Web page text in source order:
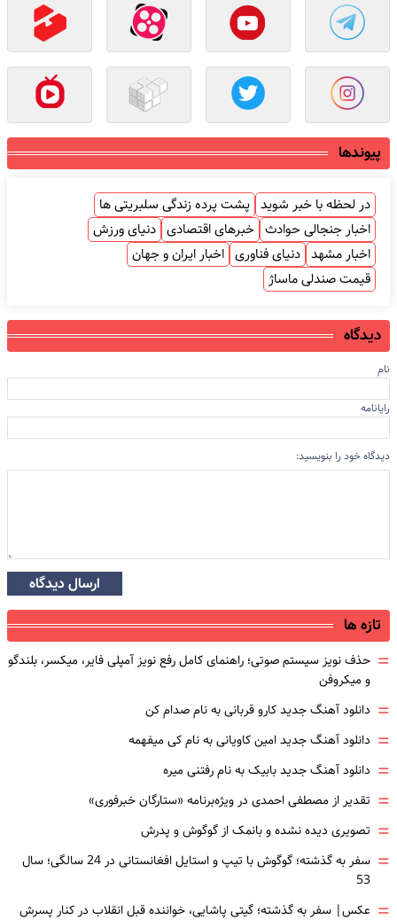
پیوندها
در لحظه با خبر شوید پشت پرده زندگی سلبریتی ها
اخبار جنجالی حوادث خبرهای اقتصادی دنیای ورزش
اخبار مشهد دنیای فناوری اخبار ایران و جهان
قیمت صندلی ماساژ
دیدگاه
نام
رایانامه
دیدگاه خود را بنویسید:
ارسال دیدگاه
تازه ها
= حذف نویز سیستم صوتی؛ راهنمای کامل رفع نویز آمپلی فایر، میکسر، بلندگو
و میکروفن
= دانلود آهنگ جدید کارو قربانی به نام صدام کن
= دانلود آهنگ جدید امین کاویانی به نام کی میفهمه
= دانلود آهنگ جدید بابیک به نام رفتنی میره
= تقدیر از مصطفی احمدی در ویژه‌برنامه «ستارگان خبرفوری»
= تصویری دیده نشده و بانمک از گوگوش و پدرش
=
سفر به گذشته؛ گوگوش با تیپ و استایل افغانستانی در 24 سالگی؛ سال
53
= عکس| سفر به گذشته؛ گیتی پاشایی، خواننده قبل انقلاب در کنار پسرش